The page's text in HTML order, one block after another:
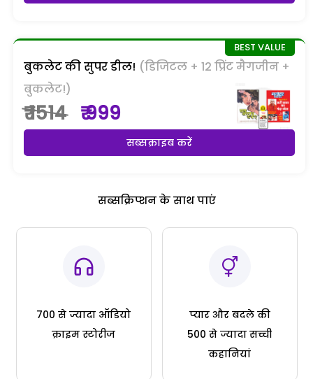
बुकलेट की सुपर डील! (डिजिटल + 12 प्रिंट मैगजीन +
बुकलेट!)
₹ 1514 ₹ 999
सब्सक्राइब करें
सब्सक्रिप्शन के साथ पाएं
700 से ज्यादा ऑडियो
क्राइम स्टोरीज
प्यार और बदले की
500 से ज्यादा सच्ची
कहानियां